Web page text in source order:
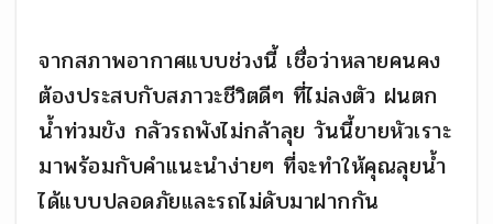
จากสภาพอากาศแบบช่วงนี้ เชื่อว่าหลายคนคง
ต้องประสบกับสภาวะชีวิตดีๆ ที่ไม่ลงตัว ฝนตก
น้ำท่วมขัง กลัวรถพังไม่กล้าลุย วันนี้ขายหัวเราะ
มาพร้อมกับคำแนะนำง่ายๆ ที่จะทำให้คุณลุยน้ำ
ได้แบบปลอดภัยและรถไม่ดับมาฝากกัน